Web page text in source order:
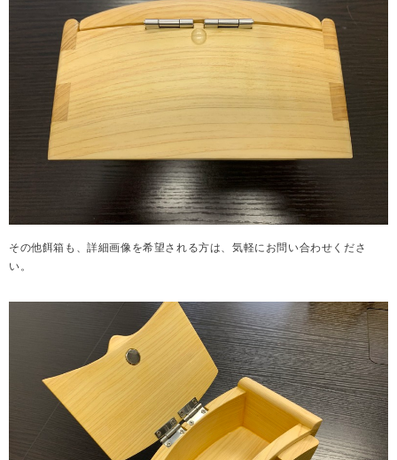
その他餌箱も、詳細画像を希望される方は、気軽にお問い合わせくださ
い。